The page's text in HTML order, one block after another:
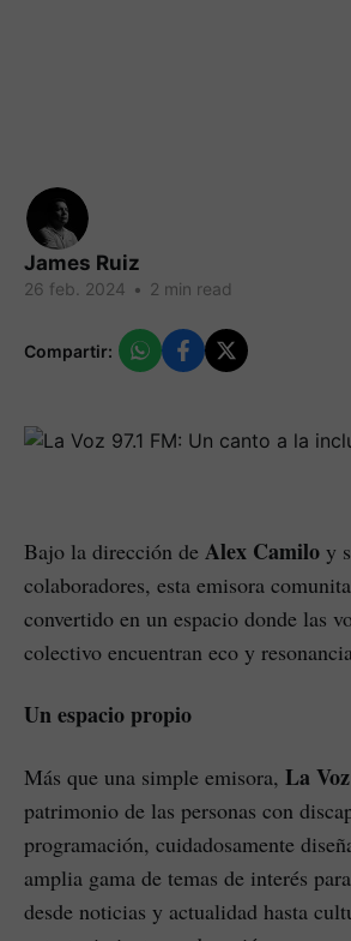
James Ruiz
26 feb. 2024 • 2 min read
Compartir:
Bajo la dirección de Alex Camilo y
colaboradores, esta emisora
convertido en un espacio donde las
colectivo encuentran eco y
Un espacio propio
Más que una simple emisora, La
patrimonio de las personas con
programación, cuidadosamente
amplia gama de temas de interés
desde noticias y actualidad hasta